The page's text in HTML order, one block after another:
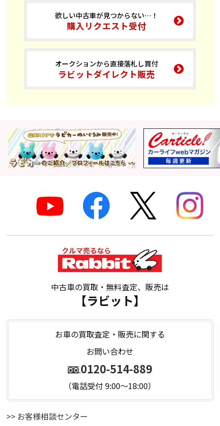
欲しい中古車が見つからない…！
購入リクエスト受付
オークションから直接落札し買付
ラビットダイレクト販売
中古車の買取・無料査定、販売は
【ラビット】
お車の買取査定・販売に関する
お問い合わせ
0120-514-889
（電話受付 9:00～18:00）
>> お客様相談センター